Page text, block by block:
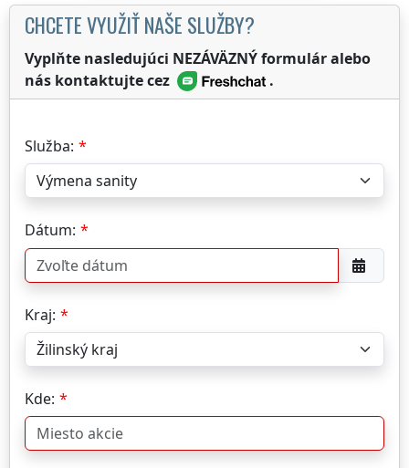
CHCETE VYUŽIŤ NAŠE SLUŽBY?
Vyplňte nasledujúci NEZÁVÄZNÝ formulár alebo
nás kontaktujte cez
.
Služba:
Dátum:
Kraj:
Kde: